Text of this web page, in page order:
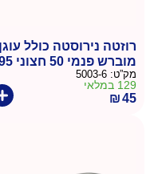
רוזטה נירוסטה כולל עוגן
מוברש פנמי 50 חצוני 95
מק”ט: 5003-6
129 במלאי
₪45